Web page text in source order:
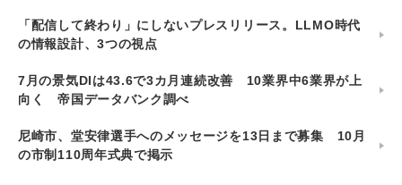
「配信して終わり」にしないプレスリリース。LLMO時代
の情報設計、3つの視点
7月の景気DIは43.6で3カ月連続改善 10業界中6業界が上
向く 帝国データバンク調べ
尼崎市、堂安律選手へのメッセージを13日まで募集 10月
の市制110周年式典で掲示